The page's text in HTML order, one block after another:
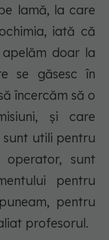
lamă, la care
iată că
doar la
se găsesc în
încercăm să o
și care
sunt utili pentru
operator, sunt
pentru
pentru
profesorul.